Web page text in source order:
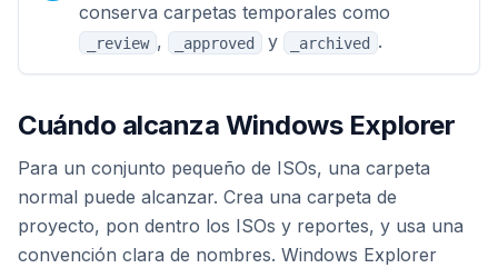
conserva carpetas temporales como
_review , _approved y _archived .
Cuándo alcanza Windows Explorer
Para un conjunto pequeño de ISOs, una carpeta
normal puede alcanzar. Crea una carpeta de
proyecto, pon dentro los ISOs y reportes, y usa una
convención clara de nombres. Windows Explorer